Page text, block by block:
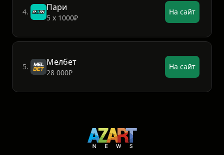
4. Пари
5 х 1000₽
На сайт
5. Мелбет
28 000₽
На сайт